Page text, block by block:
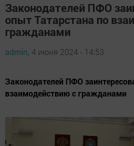
Законодателей ПФО
опыт Татарстана по
гражданами
admin, 4 июня 2024 - 14:53
Законодателей ПФО
взаимодействию с гражданами